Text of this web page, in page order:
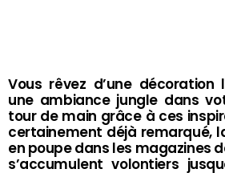
Vous rêvez d’une décoration
une ambiance jungle dans
tour de main grâce à ces
certainement déjà remarqué,
en poupe dans les magazines
s’accumulent volontiers